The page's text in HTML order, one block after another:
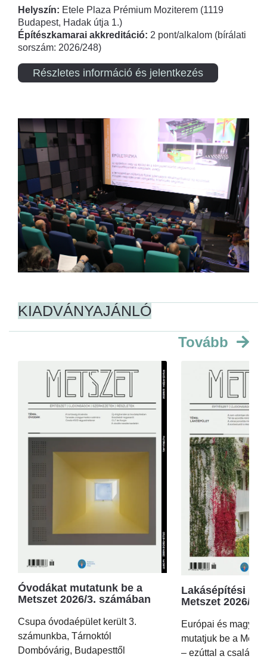
Helyszín: Etele Plaza Prémium Moziterem (1119
Budapest, Hadak útja 1.)
Építészkamarai akkreditáció: 2 pont/alkalom (bírálati
sorszám: 2026/248)
Részletes információ és jelentkezés
KIADVÁNYAJÁNLÓ
Tovább
Óvodákat mutatunk be a
Metszet 2026/3. számában
Csupa óvodaépület került 3.
számunkba, Tárnoktól
Dombóvárig, Budapesttől
Lakásépítési
Metszet 2026/2.
Európai és magyar
mutatjuk be a
– ezúttal a családi